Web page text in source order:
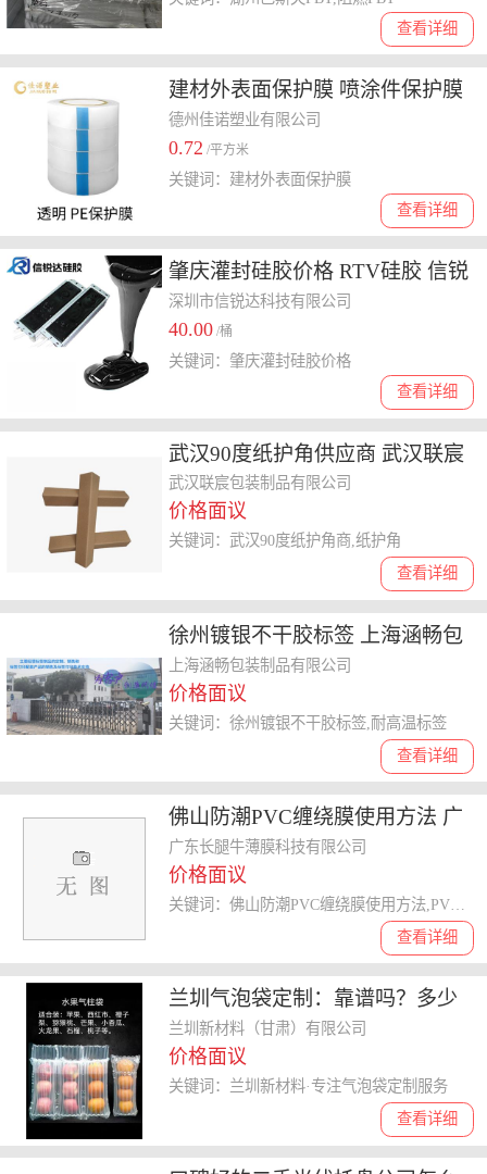
查看详细
建材外表面保护膜 喷涂件保护膜
不留残胶
德州佳诺塑业有限公司
0.72 /平方米
查看详细
关键词：建材外表面保护膜
肇庆灌封硅胶价格 RTV硅胶 信锐
达科技
深圳市信锐达科技有限公司
40.00 /桶
查看详细
关键词：肇庆灌封硅胶价格
武汉90度纸护角供应商 武汉联宸
包装制品供应
武汉联宸包装制品有限公司
价格面议
查看详细
关键词：武汉90度纸护角商,纸护角
徐州镀银不干胶标签 上海涵畅包
装制品供应
上海涵畅包装制品有限公司
价格面议
查看详细
关键词：徐州镀银不干胶标签,耐高温标签
佛山防潮PVC缠绕膜使用方法 广
东长腿牛薄膜科技供应
广东长腿牛薄膜科技有限公司
价格面议
查看详细
兰圳气泡袋定制：靠谱吗？多少
钱？
兰圳新材料（甘肃）有限公司
价格面议
查看详细
关键词：兰圳新材料·专注气泡袋定制服务